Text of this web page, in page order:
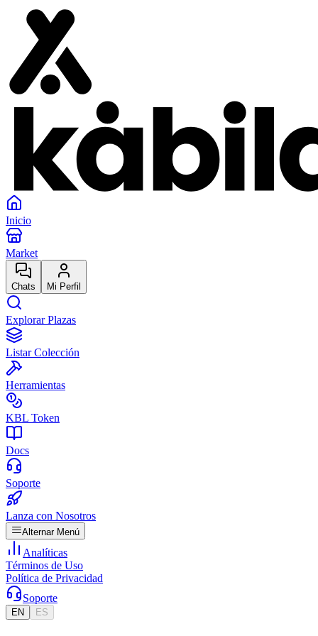
Inicio
Market
Chats Mi Perfil
Explorar Plazas
Listar Colección
Herramientas
KBL Token
Docs
Soporte
Lanza con Nosotros
Alternar Menú
Analíticas
Términos de Uso
Política de Privacidad
Soporte
EN ES